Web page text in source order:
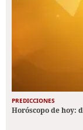
PREDICCIONES
Horóscopo de hoy: